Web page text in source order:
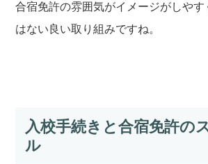
合宿免許の雰囲気がイメージがしやす
はない良い取り組みですね。
入校手続きと合宿免許の
ル